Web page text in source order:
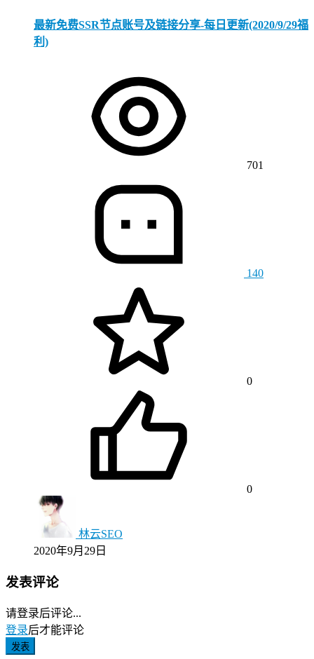
最新免费SSR节点账号及链接分享-每日更新(2020/9/29福
利)
701
140
0
0
林云SEO
2020年9月29日
发表评论
请登录后评论...
登录后才能评论
发表